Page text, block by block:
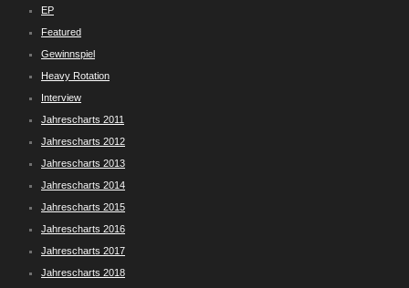
EP
Featured
Gewinnspiel
Heavy Rotation
Interview
Jahrescharts 2011
Jahrescharts 2012
Jahrescharts 2013
Jahrescharts 2014
Jahrescharts 2015
Jahrescharts 2016
Jahrescharts 2017
Jahrescharts 2018